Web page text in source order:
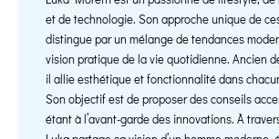
et de technologie. Son approche unique de
distingue par un mélange de tendances
vision pratique de la vie quotidienne. Ancien
il allie esthétique et fonctionnalité dans
Son objectif est de proposer des conseils
étant à l’avant-garde des innovations. À